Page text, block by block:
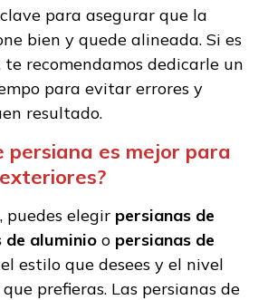
para asegurar que la
bien y quede alineada. Si es
recomendamos dedicarle un
para evitar errores y
resultado.
persiana es mejor para
puedes elegir persianas de
de aluminio o persianas de
estilo que desees y el nivel
prefieras. Las persianas de